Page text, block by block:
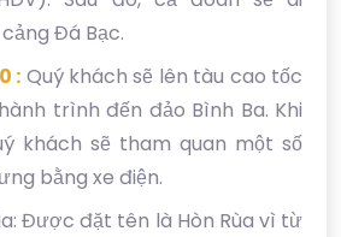
Đá Bạc.
: Quý khách sẽ lên tàu cao tốc
trình đến đảo Bình Ba. Khi
khách sẽ tham quan một số
bằng xe điện.
Được đặt tên là Hòn Rùa vì từ